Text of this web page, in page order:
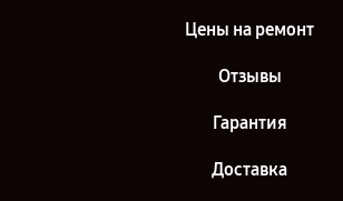
Цены на ремонт
Отзывы
Гарантия
Доставка